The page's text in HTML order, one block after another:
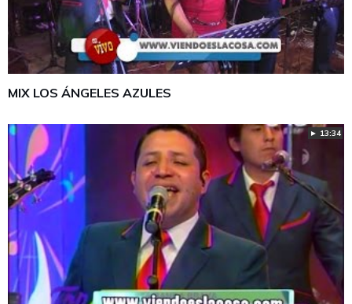
MIX LOS ÁNGELES AZULES
► 13:34